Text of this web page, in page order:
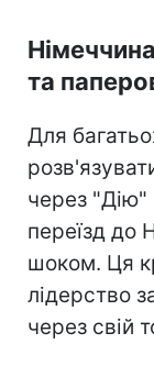
та
Для
через "Дію"
переїзд до
шоком. Ця
лідерство
через свій